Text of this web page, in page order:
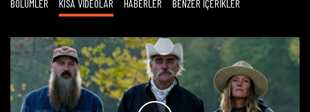
BÖLÜMLER KISA VİDEOLAR HABERLER BENZER İÇERİKLER